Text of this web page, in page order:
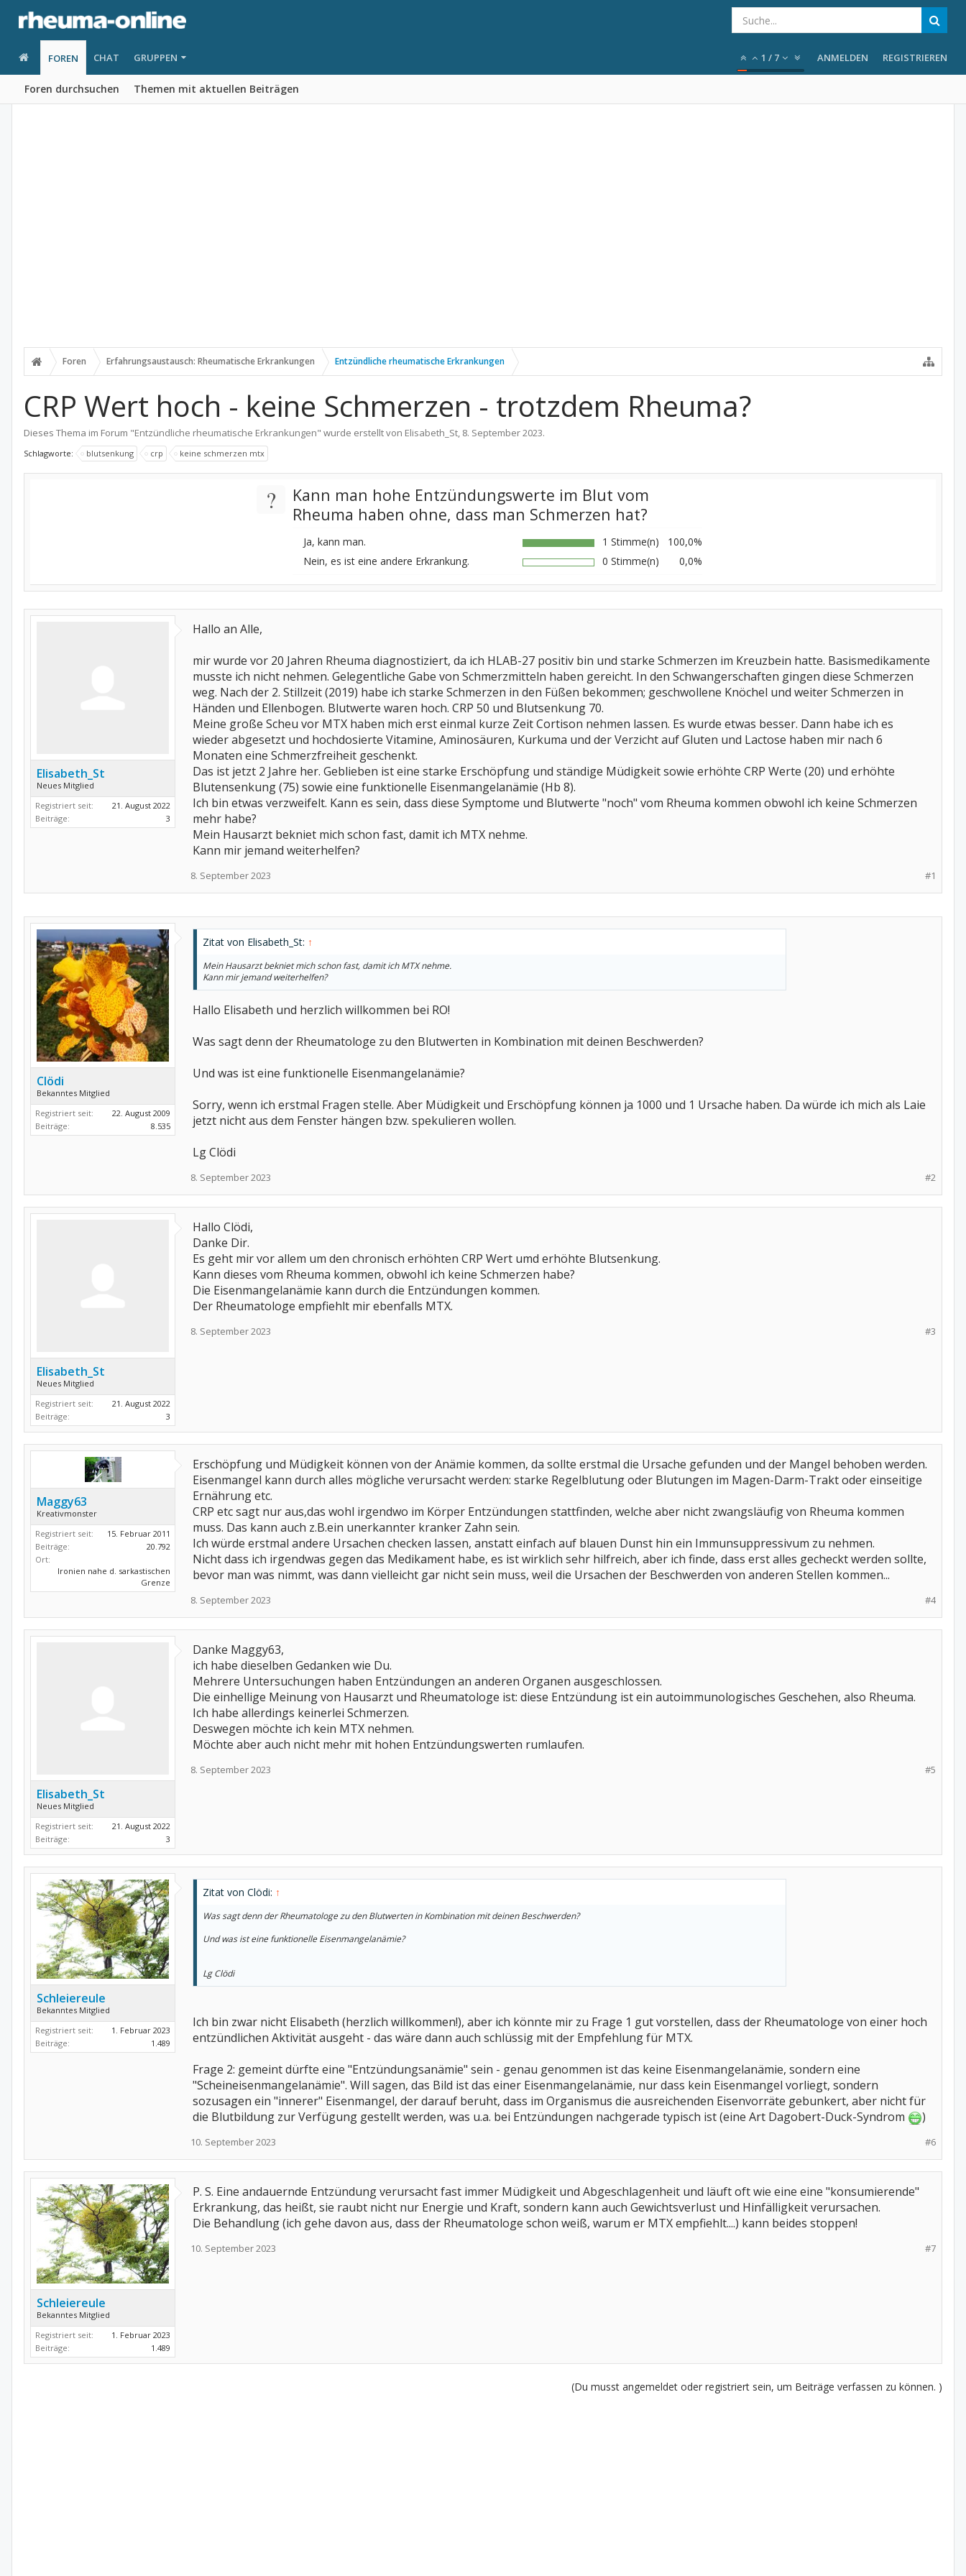
FOREN
Foren durchsuchen Themen mit aktuellen Beiträgen
CHAT GRUPPEN 1 / 7 ANMELDEN REGISTRIEREN
Foren Erfahrungsaustausch: Rheumatische Erkrankungen Entzündliche rheumatische Erkrankungen
CRP Wert hoch - keine Schmerzen - trotzdem Rheuma?
Dieses Thema im Forum "Entzündliche rheumatische Erkrankungen" wurde erstellt von Elisabeth_St, 8. September 2023.
Schlagworte: blutsenkung crp keine schmerzen mtx
?
Kann man hohe Entzündungswerte im Blut vom
Rheuma haben ohne, dass man Schmerzen hat?
Ja, kann man. 1 Stimme(n)
100,0%
Nein, es ist eine andere Erkrankung.
0 Stimme(n) 0,0%
Elisabeth_St
Neues Mitglied
Registriert seit:
21. August 2022
Beiträge:
3
Hallo an Alle,
mir wurde vor 20 Jahren Rheuma diagnostiziert, da ich HLAB-27 positiv bin und starke Schmerzen im Kreuzbein hatte. Basismedikamente
musste ich nicht nehmen. Gelegentliche Gabe von Schmerzmitteln haben gereicht. In den Schwangerschaften gingen diese Schmerzen
weg. Nach der 2. Stillzeit (2019) habe ich starke Schmerzen in den Füßen bekommen; geschwollene Knöchel und weiter Schmerzen in
Händen und Ellenbogen. Blutwerte waren hoch. CRP 50 und Blutsenkung 70.
Meine große Scheu vor MTX haben mich erst einmal kurze Zeit Cortison nehmen lassen. Es wurde etwas besser. Dann habe ich es
wieder abgesetzt und hochdosierte Vitamine, Aminosäuren, Kurkuma und der Verzicht auf Gluten und Lactose haben mir nach 6
Monaten eine Schmerzfreiheit geschenkt.
Das ist jetzt 2 Jahre her. Geblieben ist eine starke Erschöpfung und ständige Müdigkeit sowie erhöhte CRP Werte (20) und erhöhte
Blutensenkung (75) sowie eine funktionelle Eisenmangelanämie (Hb 8).
Ich bin etwas verzweifelt. Kann es sein, dass diese Symptome und Blutwerte "noch" vom Rheuma kommen obwohl ich keine Schmerzen
mehr habe?
Mein Hausarzt bekniet mich schon fast, damit ich MTX nehme.
Kann mir jemand weiterhelfen?
#1
8. September 2023
Clödi
Bekanntes Mitglied
Registriert seit:
22. August 2009
Beiträge:
8.535
Zitat von Elisabeth_St: ↑
Mein Hausarzt bekniet mich schon fast, damit ich MTX nehme.
Kann mir jemand weiterhelfen?
Hallo Elisabeth und herzlich willkommen bei RO!
Was sagt denn der Rheumatologe zu den Blutwerten in Kombination mit deinen Beschwerden?
Und was ist eine funktionelle Eisenmangelanämie?
Sorry, wenn ich erstmal Fragen stelle. Aber Müdigkeit und Erschöpfung können ja 1000 und 1 Ursache haben. Da würde ich mich als Laie
jetzt nicht aus dem Fenster hängen bzw. spekulieren wollen.
Lg Clödi
#2
8. September 2023
Elisabeth_St
Neues Mitglied
Registriert seit:
21. August 2022
Beiträge:
3
Hallo Clödi,
Danke Dir.
Es geht mir vor allem um den chronisch erhöhten CRP Wert umd erhöhte Blutsenkung.
Kann dieses vom Rheuma kommen, obwohl ich keine Schmerzen habe?
Die Eisenmangelanämie kann durch die Entzündungen kommen.
Der Rheumatologe empfiehlt mir ebenfalls MTX.
#3
8. September 2023
Maggy63
Kreativmonster
Registriert seit:
15. Februar 2011
Beiträge:
20.792
Ort:
Ironien nahe d. sarkastischen
Grenze
Erschöpfung und Müdigkeit können von der Anämie kommen, da sollte erstmal die Ursache gefunden und der Mangel behoben werden.
Eisenmangel kann durch alles mögliche verursacht werden: starke Regelblutung oder Blutungen im Magen-Darm-Trakt oder einseitige
Ernährung etc.
CRP etc sagt nur aus,das wohl irgendwo im Körper Entzündungen stattfinden, welche aber nicht zwangsläufig von Rheuma kommen
muss. Das kann auch z.B.ein unerkannter kranker Zahn sein.
Ich würde erstmal andere Ursachen checken lassen, anstatt einfach auf blauen Dunst hin ein Immunsuppressivum zu nehmen.
Nicht dass ich irgendwas gegen das Medikament habe, es ist wirklich sehr hilfreich, aber ich finde, dass erst alles gecheckt werden sollte,
bevor man was nimmt, was dann vielleicht gar nicht sein muss, weil die Ursachen der Beschwerden von anderen Stellen kommen...
#4
8. September 2023
Elisabeth_St
Neues Mitglied
Registriert seit:
21. August 2022
Beiträge:
3
Danke Maggy63,
ich habe dieselben Gedanken wie Du.
Mehrere Untersuchungen haben Entzündungen an anderen Organen ausgeschlossen.
Die einhellige Meinung von Hausarzt und Rheumatologe ist: diese Entzündung ist ein autoimmunologisches Geschehen, also Rheuma.
Ich habe allerdings keinerlei Schmerzen.
Deswegen möchte ich kein MTX nehmen.
Möchte aber auch nicht mehr mit hohen Entzündungswerten rumlaufen.
#5
8. September 2023
Schleiereule
Bekanntes Mitglied
Registriert seit:
1. Februar 2023
Beiträge:
1.489
Zitat von Clödi: ↑
Was sagt denn der Rheumatologe zu den Blutwerten in Kombination mit deinen Beschwerden?
Und was ist eine funktionelle Eisenmangelanämie?
Lg Clödi
Ich bin zwar nicht Elisabeth (herzlich willkommen!), aber ich könnte mir zu Frage 1 gut vorstellen, dass der Rheumatologe von einer hoch
entzündlichen Aktivität ausgeht - das wäre dann auch schlüssig mit der Empfehlung für MTX.
Frage 2: gemeint dürfte eine "Entzündungsanämie" sein - genau genommen ist das keine Eisenmangelanämie, sondern eine
"Scheineisenmangelanämie". Will sagen, das Bild ist das einer Eisenmangelanämie, nur dass kein Eisenmangel vorliegt, sondern
sozusagen ein "innerer" Eisenmangel, der darauf beruht, dass im Organismus die ausreichenden Eisenvorräte gebunkert, aber nicht für
die Blutbildung zur Verfügung gestellt werden, was u.a. bei Entzündungen nachgerade typisch ist (eine Art Dagobert-Duck-Syndrom
)
#6
10. September 2023
Schleiereule
Bekanntes Mitglied
Registriert seit:
1. Februar 2023
Beiträge:
1.489
P. S. Eine andauernde Entzündung verursacht fast immer Müdigkeit und Abgeschlagenheit und läuft oft wie eine eine "konsumierende"
Erkrankung, das heißt, sie raubt nicht nur Energie und Kraft, sondern kann auch Gewichtsverlust und Hinfälligkeit verursachen.
Die Behandlung (ich gehe davon aus, dass der Rheumatologe schon weiß, warum er MTX empfiehlt....) kann beides stoppen!
#7
10. September 2023
(Du musst angemeldet oder registriert sein, um Beiträge verfassen zu können. )